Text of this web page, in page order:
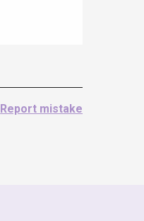
Report mistake